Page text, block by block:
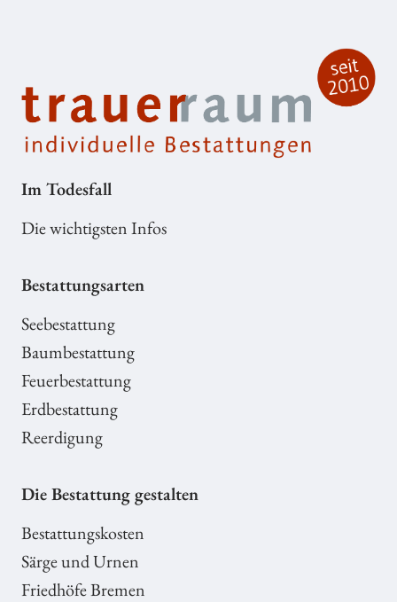
Im Todesfall
Die wichtigsten Infos
Bestattungsarten
Seebestattung
Baumbestattung
Feuerbestattung
Erdbestattung
Reerdigung
Die Bestattung gestalten
Bestattungskosten
Särge und Urnen
Friedhöfe Bremen